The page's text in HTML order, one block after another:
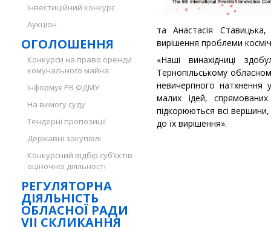
Інвестиційний конкурс
Аукціон
ОГОЛОШЕННЯ
Конкурси на право оренди
комунального майна
Інформує РВ ФДМУ
На вимогу суду
Тендерні пропозиції
Державні закупівлі
Конкурсний відбір суб’єктів
оціночної діяльності
РЕГУЛЯТОРНА
ДІЯЛЬНІСТЬ
ОБЛАСНОЇ РАДИ
VII СКЛИКАННЯ
та Анастасія
вирішення проблеми
«Наші винахідниці
Тернопільському
невичерпного натхнення
малих ідей,
підкорюються всі
до їх вирішення».